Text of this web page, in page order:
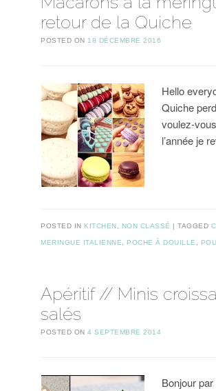
retour de la Quiche
POSTED ON 18 DÉCEMBRE 2016
Hello
Quiche
voulez-
l’année je
POSTED IN KITCHEN NON CLASSÉ TAGGED
MERINGUE ITALIENNE POCHE À DOUILLE
Apéritif // Minis
salés
POSTED ON4 SEPTEMBRE 2014
Bonjour